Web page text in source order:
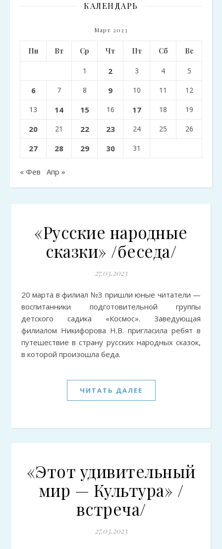
КАЛЕНДАРЬ
Март 2023
Пн Вт Ср Чт Пт Сб Вс
1 2 3 4 5
6 7 8 9 10 11 12
13 14 15 16 17 18 19
20 21 22 23 24 25 26
27 28 29 30 31
« Фев Апр »
«Русские народные
сказки» /беседа/
27.03.2023
20 марта в филиал №3 пришли юные читатели —
воспитанники подготовительной группы
детского садика «Космос». Заведующая
филиалом Никифорова Н.В. пригласила ребят в
путешествие в страну русских народных сказок,
в которой произошла беда.
ЧИТАТЬ ДАЛЕЕ
«Этот удивительный
мир — Культура» /
встреча/
27.03.2023